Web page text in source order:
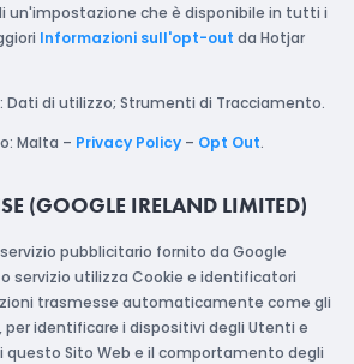
un'impostazione che è disponibile in tutti i
Informazioni sull'opt-out da Hotjar
di utilizzo; Strumenti di Tracciamento.
Malta – Privacy Policy – Opt Out.
(GOOGLE IRELAND LIMITED)
pubblicitario fornito da Google
servizio utilizza Cookie e identificatori
trasmesse automaticamente come gli
per identificare i dispositivi degli Utenti e
Sito Web e il comportamento degli